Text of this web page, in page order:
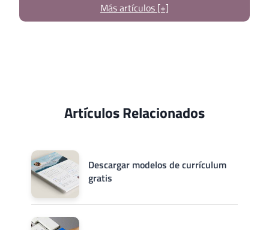
Más artículos [+]
Artículos Relacionados
Descargar modelos de currículum
gratis